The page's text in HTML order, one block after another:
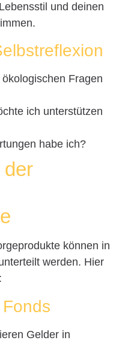
und deinen
Fragen
ich unterstützen
habe ich?
der
können in
werden. Hier
Gelder in